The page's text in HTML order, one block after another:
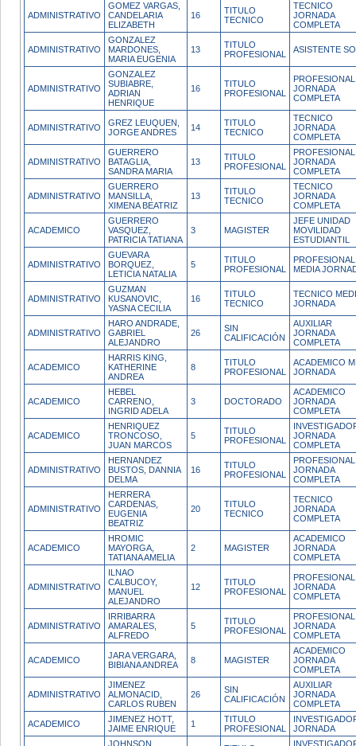
ADMINISTRATIVO
GOMEZ VARGAS,
CANDELARIA
ELIZABETH
16
TITULO
TECNICO
TECNICO
JORNADA
COMPLETA
ADMINISTRATIVO
GONZALEZ
MARDONES,
MARIA EUGENIA
13
TITULO
PROFESIONAL
ASISTENTE
ADMINISTRATIVO
GONZALEZ
SUBIABRE,
ADRIAN
HENRIQUE
16
TITULO
PROFESIONAL
PROFESIONAL
JORNADA
COMPLETA
ADMINISTRATIVO
GREZ LEUQUEN,
JORGE ANDRES
14
TITULO
TECNICO
TECNICO
JORNADA
COMPLETA
ADMINISTRATIVO
GUERRERO
BATAGLIA,
SANDRA MARIA
13
TITULO
PROFESIONAL
PROFESIONAL
JORNADA
COMPLETA
ADMINISTRATIVO
GUERRERO
MANSILLA,
XIMENA BEATRIZ
13
TITULO
TECNICO
TECNICO
JORNADA
COMPLETA
ACADEMICO
GUERRERO
VASQUEZ,
PATRICIA TATIANA
3 MAGISTER
JEFE UNIDAD
MOVILIDAD
ESTUDIANTIL
ADMINISTRATIVO
GUEVARA
BORQUEZ,
LETICIA NATALIA
5
TITULO
PROFESIONAL
PROFESIONAL
MEDIA
ADMINISTRATIVO
GUZMAN
KUSANOVIC,
YASNA CECILIA
16
TITULO
TECNICO
TECNICO
JORNADA
ADMINISTRATIVO
HARO ANDRADE,
GABRIEL
ALEJANDRO
26
SIN
CALIFICACIÓN
AUXILIAR
JORNADA
COMPLETA
ACADEMICO
HARRIS KING,
KATHERINE
ANDREA
8
TITULO
PROFESIONAL
ACADEMICO
JORNADA
ACADEMICO
HEBEL
CARRENO,
INGRID ADELA
3 DOCTORADO
ACADEMICO
JORNADA
COMPLETA
ACADEMICO
HENRIQUEZ
TRONCOSO,
JUAN MARCOS
5
TITULO
PROFESIONAL
JORNADA
COMPLETA
ADMINISTRATIVO
HERNANDEZ
BUSTOS, DANNIA
DELMA
16
TITULO
PROFESIONAL
PROFESIONAL
JORNADA
COMPLETA
ADMINISTRATIVO
HERRERA
CARDENAS,
EUGENIA
BEATRIZ
20
TITULO
TECNICO
TECNICO
JORNADA
COMPLETA
ACADEMICO
HROMIC
MAYORGA,
TATIANA AMELIA
2 MAGISTER
ACADEMICO
JORNADA
COMPLETA
ADMINISTRATIVO
ILNAO
CALBUCOY,
MANUEL
ALEJANDRO
12
TITULO
PROFESIONAL
PROFESIONAL
JORNADA
COMPLETA
ADMINISTRATIVO
IRRIBARRA
AMARALES,
ALFREDO
5
TITULO
PROFESIONAL
PROFESIONAL
JORNADA
COMPLETA
ACADEMICO
JARA VERGARA,
BIBIANA ANDREA
8 MAGISTER
ACADEMICO
JORNADA
COMPLETA
ADMINISTRATIVO
JIMENEZ
ALMONACID,
CARLOS RUBEN
26
SIN
CALIFICACIÓN
AUXILIAR
JORNADA
COMPLETA
ACADEMICO
JIMENEZ HOTT,
JAIME ENRIQUE
1
TITULO
PROFESIONAL
JORNADA
JOHNSON